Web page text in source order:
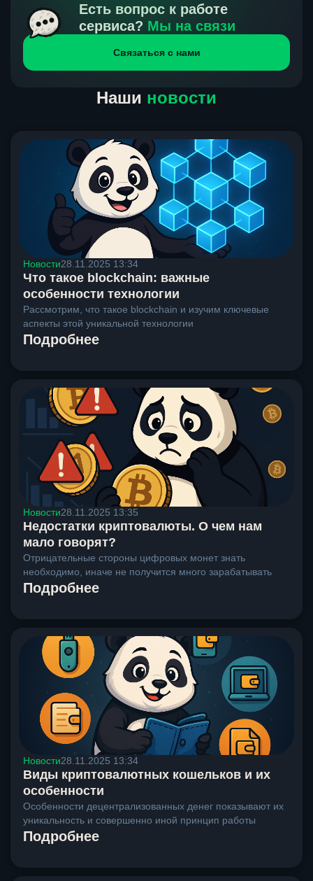
получения нами средств от тебя, а на другой части
направлений курс, указанный на сайте, является
окончательным. Если сомневаешься, напиши в онлайн-
чат на сайте, мы поможем разобраться.
Есть вопрос к работе
сервиса? Мы на связи
Связаться с нами
Наши новости
Новости28.11.2025 13:34
Что такое blockchain: важные
особенности технологии
Рассмотрим, что такое blockchain и изучим ключевые
аспекты этой уникальной технологии
Подробнее
Новости28.11.2025 13:35
Недостатки криптовалюты. О чем нам
мало говорят?
Отрицательные стороны цифровых монет знать
необходимо, иначе не получится много зарабатывать
Подробнее
Новости28.11.2025 13:34
Виды криптовалютных кошельков и их
особенности
Особенности децентрализованных денег показывают их
уникальность и совершенно иной принцип работы
Подробнее